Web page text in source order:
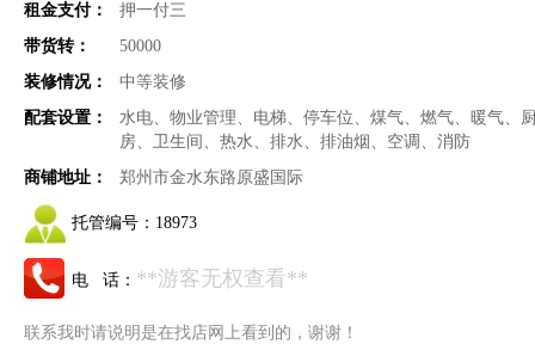
租金支付：
押一付三
带货转：
50000
装修情况：
中等装修
配套设置：
水电、物业管理、电梯、停车位、煤气、燃气、暖气、
房、卫生间、热水、排水、排油烟、空调、消防
商铺地址：
郑州市金水东路原盛国际
托管编号： 18973
电 话： **游客无权查看**
联系我时请说明是在找店网上看到的，谢谢！